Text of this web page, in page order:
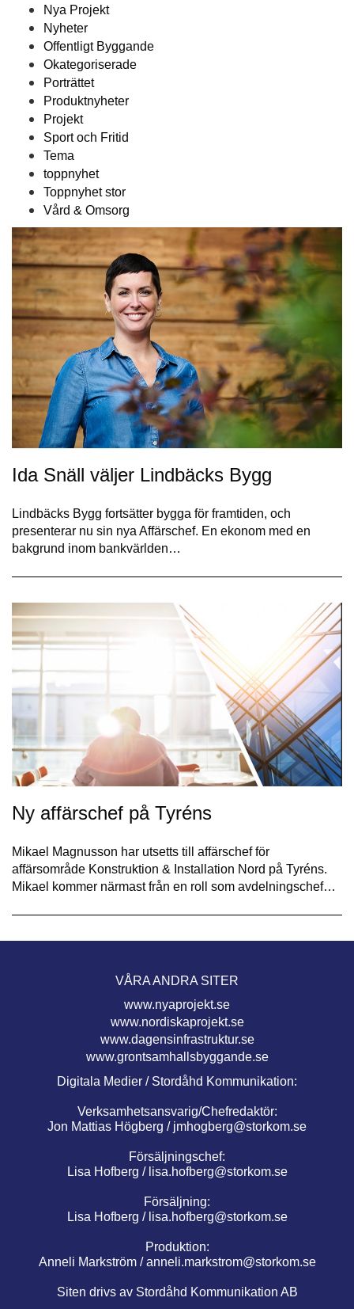
Nya Projekt
Nyheter
Offentligt Byggande
Okategoriserade
Porträttet
Produktnyheter
Projekt
Sport och Fritid
Tema
toppnyhet
Toppnyhet stor
Vård & Omsorg
Ida Snäll väljer Lindbäcks Bygg
Lindbäcks Bygg fortsätter bygga för framtiden, och
presenterar nu sin nya Affärschef. En ekonom med en
bakgrund inom bankvärlden…
Ny affärschef på Tyréns
Mikael Magnusson har utsetts till affärschef för
affärsområde Konstruktion & Installation Nord på Tyréns.
Mikael kommer närmast från en roll som avdelningschef…
VÅRA ANDRA SITER
www.nyaprojekt.se
www.nordiskaprojekt.se
www.dagensinfrastruktur.se
www.grontsamhallsbyggande.se
Digitala Medier / Stordåhd Kommunikation:
Verksamhetsansvarig/Chefredaktör:
Jon Mattias Högberg / jmhogberg@storkom.se
Försäljningschef:
Lisa Hofberg / lisa.hofberg@storkom.se
Försäljning:
Lisa Hofberg / lisa.hofberg@storkom.se
Produktion:
Anneli Markström /anneli.markstrom@storkom.se
Siten drivs av Stordåhd Kommunikation AB